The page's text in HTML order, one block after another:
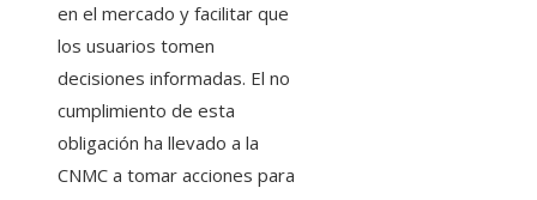
en el mercado y facilitar que
los usuarios tomen
decisiones informadas. El no
cumplimiento de esta
obligación ha llevado a la
CNMC a tomar acciones para